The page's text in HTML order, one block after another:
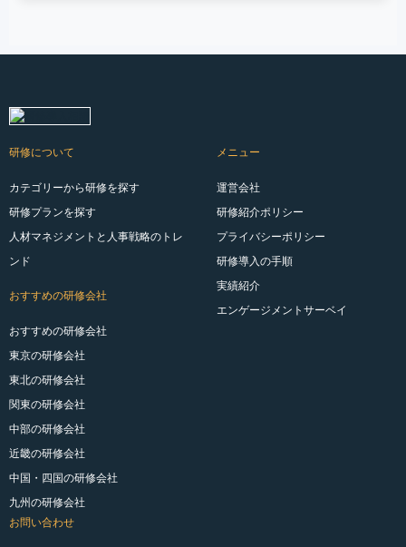
研修について
カテゴリーから研修を探す
研修プランを探す
人材マネジメントと人事戦略のトレ
ンド
おすすめの研修会社
おすすめの研修会社
東京の研修会社
東北の研修会社
関東の研修会社
中部の研修会社
近畿の研修会社
中国・四国の研修会社
九州の研修会社
メニュー
運営会社
研修紹介ポリシー
プライバシーポリシー
研修導入の手順
実績紹介
エンゲージメントサーベイ
お問い合わせ